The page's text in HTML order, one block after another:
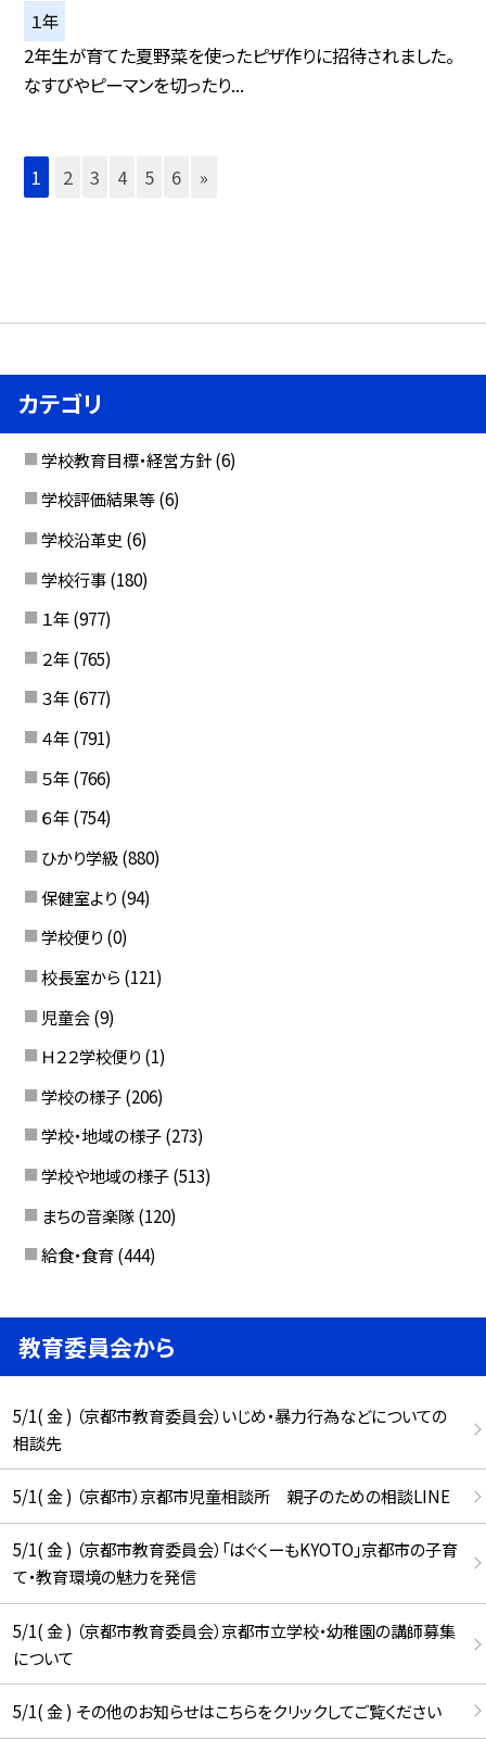
１年
2年生が育てた夏野菜を使ったピザ作りに招待されました。
なすびやピーマンを切ったり...
1 2 3 4 5 6 »
カテゴリ
学校教育目標・経営方針 (6)
学校評価結果等 (6)
学校沿革史 (6)
学校行事 (180)
１年 (977)
２年 (765)
３年 (677)
４年 (791)
５年 (766)
６年 (754)
ひかり学級 (880)
保健室より (94)
学校便り (0)
校長室から (121)
児童会 (9)
Ｈ２２学校便り (1)
学校の様子 (206)
学校・地域の様子 (273)
学校や地域の様子 (513)
まちの音楽隊 (120)
給食・食育 (444)
教育委員会から
5/1( 金 ) （京都市教育委員会）いじめ・暴力行為などについての
相談先
5/1( 金 ) （京都市）京都市児童相談所 親子のための相談LINE
5/1( 金 ) （京都市教育委員会）「はぐくーもKYOTO」京都市の子育
て・教育環境の魅力を発信
5/1( 金 ) （京都市教育委員会）京都市立学校・幼稚園の講師募集
について
5/1( 金 ) その他のお知らせはこちらをクリックしてご覧ください